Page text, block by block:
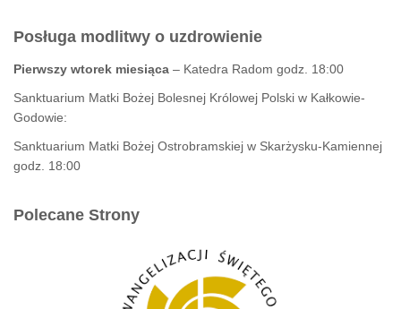
Posługa modlitwy o uzdrowienie
Pierwszy wtorek miesiąca – Katedra Radom godz. 18:00
Sanktuarium Matki Bożej Bolesnej Królowej Polski w Kałkowie-
Godowie:
Sanktuarium Matki Bożej Ostrobramskiej w Skarżysku-Kamiennej
godz. 18:00
Polecane Strony